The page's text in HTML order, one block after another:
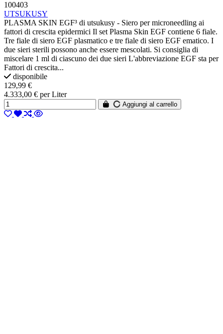
100403
UTSUKUSY
PLASMA SKIN EGF³ di utsukusy - Siero per microneedling ai
fattori di crescita epidermici Il set Plasma Skin EGF contiene 6 fiale.
Tre fiale di siero EGF plasmatico e tre fiale di siero EGF ematico. I
due sieri sterili possono anche essere mescolati. Si consiglia di
miscelare 1 ml di ciascuno dei due sieri L'abbreviazione EGF sta per
Fattori di crescita...
disponibile
129,99 €
4.333,00 € per Liter
Aggiungi al carrello